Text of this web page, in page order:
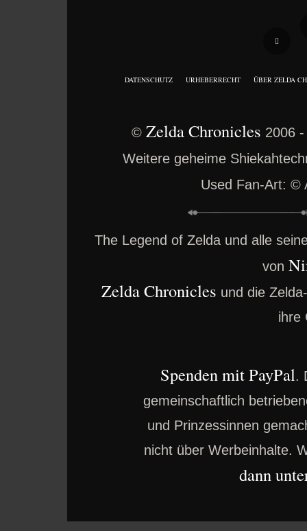
DATENSCHUTZ URHEBERRECHT ÜBER ZELDA
© Zelda Chronicles 2006
Weitere geheime
Used Fan-Art: ©
The Legend of Zelda und alle
von
Zelda Chronicles und die
ihre
Spenden mit PayPal.
gemeinschaftlich
und Prinzessinnen
nicht über Werbeinhalte.
dann